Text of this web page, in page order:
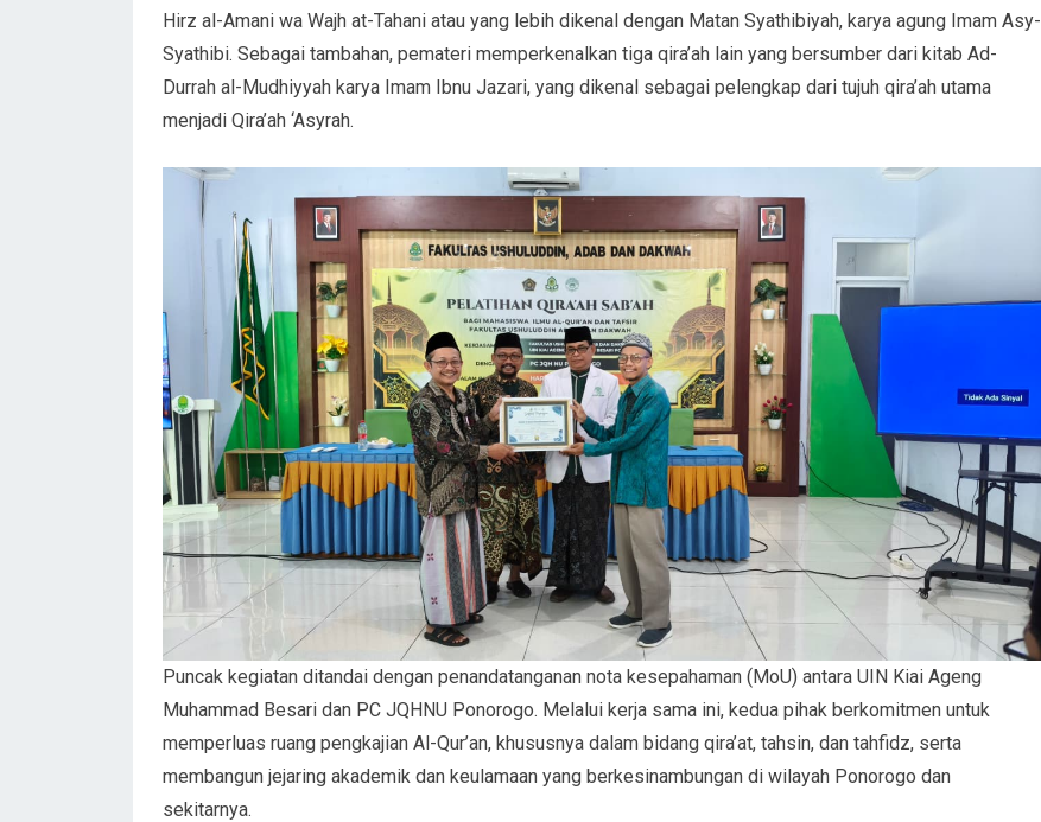
Hirz al-Amani wa Wajh at-Tahani atau yang lebih dikenal dengan Matan Syathibiyah, karya agung Imam Asy-
Syathibi. Sebagai tambahan, pemateri memperkenalkan tiga qira’ah lain yang bersumber dari kitab Ad-
Durrah al-Mudhiyyah karya Imam Ibnu Jazari, yang dikenal sebagai pelengkap dari tujuh qira’ah utama
menjadi Qira’ah ‘Asyrah.
Puncak kegiatan ditandai dengan penandatanganan nota kesepahaman (MoU) antara UIN Kiai Ageng
Muhammad Besari dan PC JQHNU Ponorogo. Melalui kerja sama ini, kedua pihak berkomitmen untuk
memperluas ruang pengkajian Al-Qur’an, khususnya dalam bidang qira’at, tahsin, dan tahfidz, serta
membangun jejaring akademik dan keulamaan yang berkesinambungan di wilayah Ponorogo dan
sekitarnya.